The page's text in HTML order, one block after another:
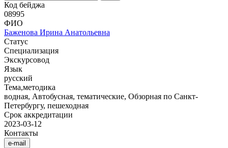
Код бейджа
08995
ФИО
Баженова Ирина Анатольевна
Статус
Специализация
Экскурсовод
Язык
русский
Тема,методика
водная, Автобусная, тематические, Обзорная по Санкт-
Петербургу, пешеходная
Срок аккредитации
2023-03-12
Контакты
e-mail